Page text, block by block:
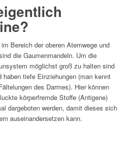
Bereich der oberen Atemwege und
die Gaumenmandeln. Um die
möglichst groß zu halten sind
haben tiefe Einziehungen (man kennt
des Darmes). Hier können
körperfremde Stoffe (Antigene)
dargeboten werden, damit dieses sich
auseinandersetzen kann.